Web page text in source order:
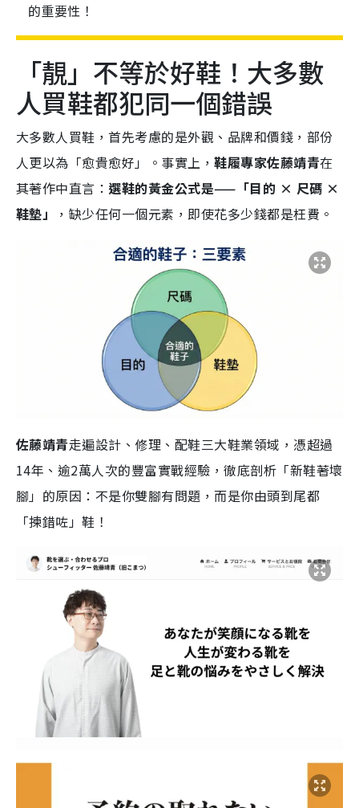
的重要性！
「靚」不等於好鞋！大多數
人買鞋都犯同一個錯誤
大多數人買鞋，首先考慮的是外觀、品牌和價錢，部份
人更以為「愈貴愈好」。事實上，鞋履專家佐藤靖青在
其著作中直言： 選鞋的黃金公式是——「目的 × 尺碼 ×
鞋墊」
，缺少任何一個元素，即使花多少錢都是枉費。
佐藤靖青走遍設計、修理、配鞋三大鞋業領域，憑超過
14年、逾2萬人次的豐富實戰經驗，徹底剖析「新鞋著壞
腳」的原因：不是你雙腳有問題，而是你由頭到尾都
「揀錯咗」鞋！